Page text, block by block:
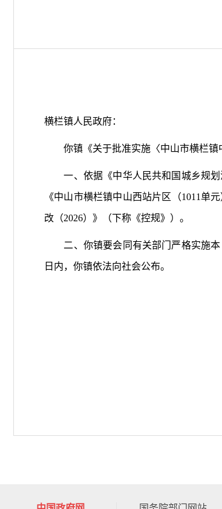
横栏镇人民政府：
你镇《关于批准实施〈中山市横栏镇中
一、依据《中华人民共和国城乡规划
《中山市横栏镇中山西站片区（1011单
改（2026）》（下称《控规》）。
二、你镇要会同有关部门严格实施本
日内，你镇依法向社会公布。